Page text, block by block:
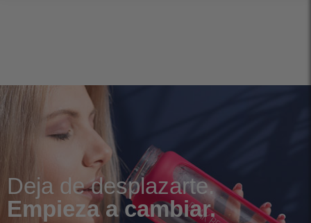
Deja de desplazarte.
Empieza a cambiar.